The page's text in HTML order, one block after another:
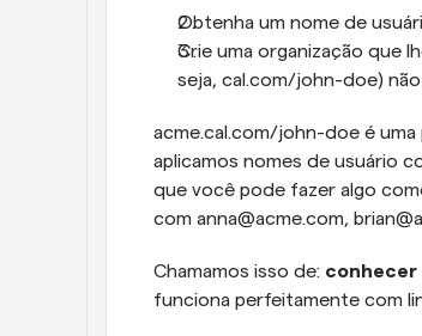
Obtenha um nome de
Crie uma organização que
seja, cal.com/john-doe)
acme.cal.com/john-doe é
aplicamos nomes de usuário
que você pode fazer algo
com anna@acme.com,
Chamamos isso de: conhecer
funciona perfeitamente com